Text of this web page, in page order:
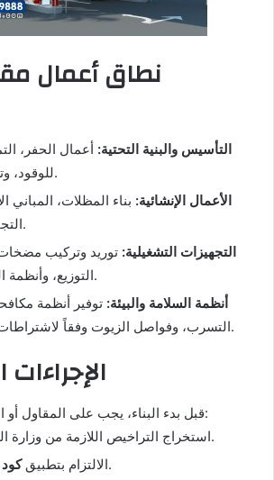
التأسيس والبنية التحتية: أعمال الحفر،
للوقود، وتركيب الخزانات.
الأعمال الإنشائية: بناء المظلات، المباني
التجارية، والمطاعم.
التجهيزات التشغيلية: توريد وتركيب
التوزيع، وأنظمة الدفع الإلكتروني.
أنظمة السلامة والبيئة: توفير أنظمة
التسرب، وفواصل الزيوت وفقاً لاشتراطات الدفاع المدني.
📑
قبل بدء البناء، يجب على المقاول أو المالك استيفاء التالي:
استخراج التراخيص اللازمة من وزارة الطاقة والبلديات.
الالتزام بتطبيقكود
.